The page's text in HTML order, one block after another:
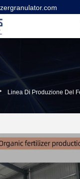
Linea Di Produzione Del